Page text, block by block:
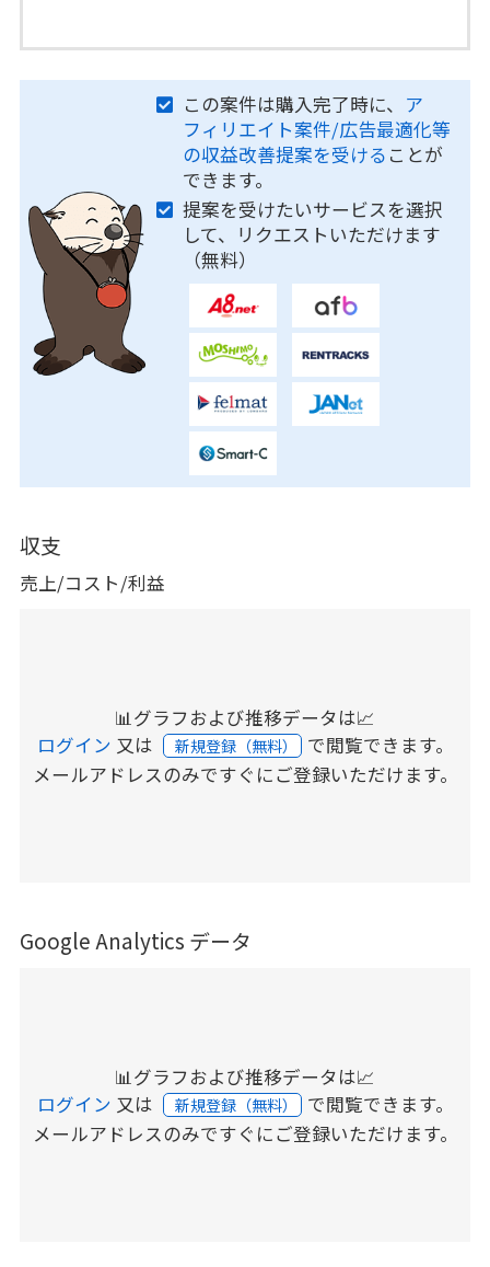
この案件は購入完了時に、 ア
フィリエイト案件/広告最適化等
の収益改善提案を受ける ことが
できます。
提案を受けたいサービスを選択
して、リクエストいただけます
（無料）
収支
売上/コスト/利益
📊グラフおよび推移データは📈
ログイン 又は 新規登録（無料） で閲覧できます。
メールアドレスのみですぐにご登録いただけます。
Google Analytics データ
📊グラフおよび推移データは📈
ログイン 又は 新規登録（無料） で閲覧できます。
メールアドレスのみですぐにご登録いただけます。